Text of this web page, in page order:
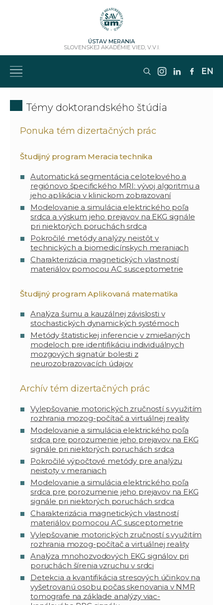
ÚSTAV MERANIA
SLOVENSKEJ AKADÉMIE VIED, V.V.I.
EN
Témy doktorandského štúdia
Ponuka tém dizertačných prác
Študijný program Meracia technika
Automatická segmentácia celotelového a
regiónovo špecifického MRI: vývoj algoritmu a
jeho aplikácia v klinickom zobrazovaní
Modelovanie a simulácia elektrického poľa
srdca a výskum jeho prejavov na EKG signále
pri niektorých poruchách srdca
Pokročilé metódy analýzy neistôt v
technických a biomedicínskych meraniach
Charakterizácia magnetických vlastností
materiálov pomocou AC susceptometrie
Študijný program Aplikovaná matematika
Analýza šumu a kauzálnej závislosti v
stochastických dynamických systémoch
Metódy štatistickej inferencie v zmiešaných
modeloch pre identifikáciu individuálnych
mozgových signatúr bolesti z
neurozobrazovacích údajov
Archív tém dizertačných prác
Vylepšovanie motorických zručností s využitím
rozhrania mozog-počítač a virtuálnej reality
Modelovanie a simulácia elektrického poľa
srdca pre porozumenie jeho prejavov na EKG
signále pri niektorých poruchách srdca
Pokročilé výpočtové metódy pre analýzu
neistoty v meraniach
Modelovanie a simulácia elektrického poľa
srdca pre porozumenie jeho prejavov na EKG
signále pri niektorých poruchách srdca
Charakterizácia magnetických vlastností
materiálov pomocou AC susceptometrie
Vylepšovanie motorických zručností s využitím
rozhrania mozog-počítač a virtuálnej reality
Analýza mnohozvodových EKG signálov pri
poruchách šírenia vzruchu v srdci
Detekcia a kvantifikácia stresových účinkov na
vyšetrovanú osobu počas skenovania v NMR
tomografe na základe analýzy viac-